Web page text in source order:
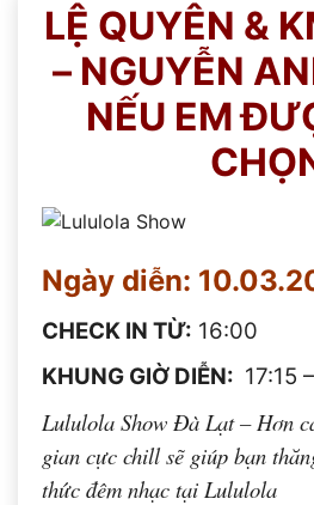
LỆ QUYÊN &
– NGUYỄN
NẾU EM
Ngày diễn:
CHECK IN TỪ: 16:00
KHUNG GIỜ DIỄN: 17:15
Lululola Show Đà Lạt – Hơn
gian cực chill sẽ giúp bạn
thức đêm nhạc tại Lululola